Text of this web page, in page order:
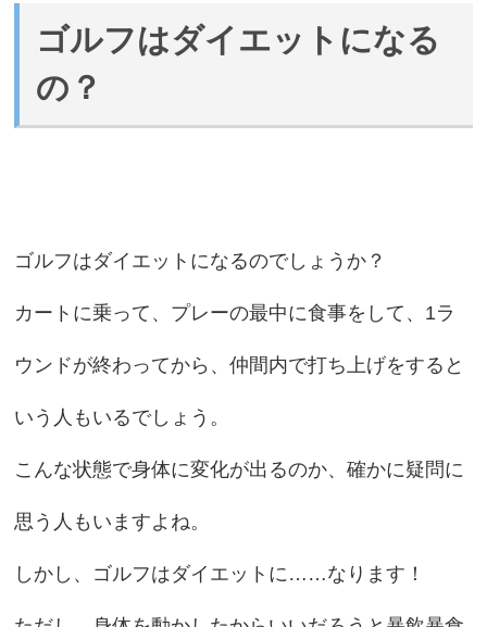
ゴルフはダイエットになる
の？
ゴルフはダイエットになるのでしょうか？
カートに乗って、プレーの最中に食事をして、1ラ
ウンドが終わってから、仲間内で打ち上げをすると
いう人もいるでしょう。
こんな状態で身体に変化が出るのか、確かに疑問に
思う人もいますよね。
しかし、ゴルフはダイエットに……なります！